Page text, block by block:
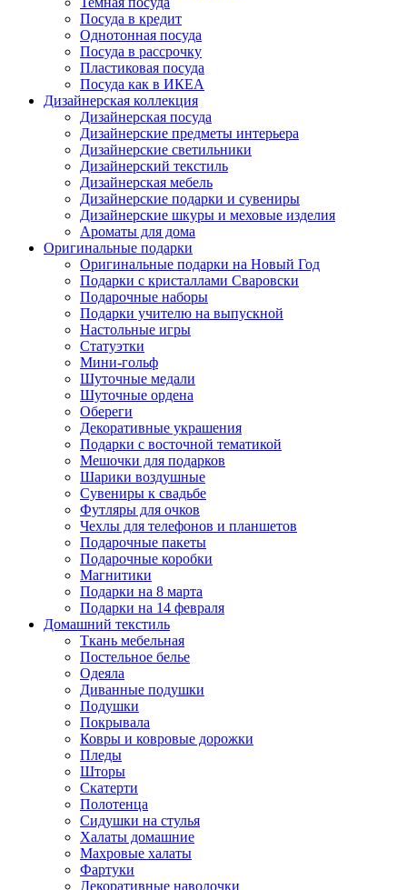
Посуда в кредит
Однотонная посуда
Посуда в рассрочку
Пластиковая посуда
Посуда как в ИКЕА
Дизайнерская коллекция
Дизайнерская посуда
Дизайнерские предметы интерьера
Дизайнерские светильники
Дизайнерский текстиль
Дизайнерская мебель
Дизайнерские подарки и сувениры
Дизайнерские шкуры и меховые изделия
Ароматы для дома
Оригинальные подарки
Оригинальные подарки на Новый Год
Подарки с кристаллами Сваровски
Подарочные наборы
Подарки учителю на выпускной
Настольные игры
Статуэтки
Мини-гольф
Шуточные медали
Шуточные ордена
Обереги
Декоративные украшения
Подарки с восточной тематикой
Мешочки для подарков
Шарики воздушные
Сувениры к свадьбе
Футляры для очков
Чехлы для телефонов и планшетов
Подарочные пакеты
Подарочные коробки
Магнитики
Подарки на 8 марта
Подарки на 14 февраля
Домашний текстиль
Ткань мебельная
Постельное белье
Одеяла
Диванные подушки
Подушки
Покрывала
Ковры и ковровые дорожки
Пледы
Шторы
Скатерти
Полотенца
Сидушки на стулья
Халаты домашние
Махровые халаты
Фартуки
Декоративные наволочки